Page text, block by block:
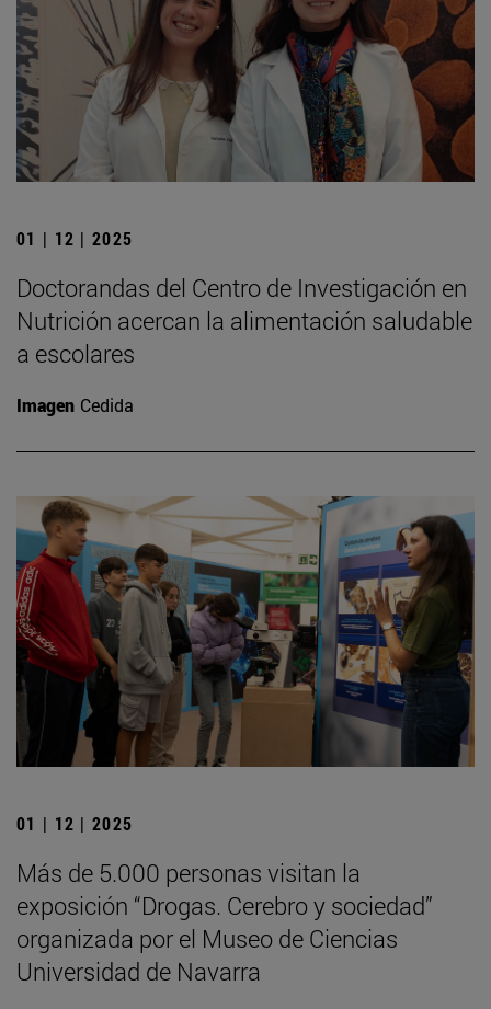
01 | 12 | 2025
Doctorandas del Centro de Investigación en
Nutrición acercan la alimentación saludable
a escolares
Imagen Cedida
01 | 12 | 2025
Más de 5.000 personas visitan la
exposición “Drogas. Cerebro y sociedad”
organizada por el Museo de Ciencias
Universidad de Navarra